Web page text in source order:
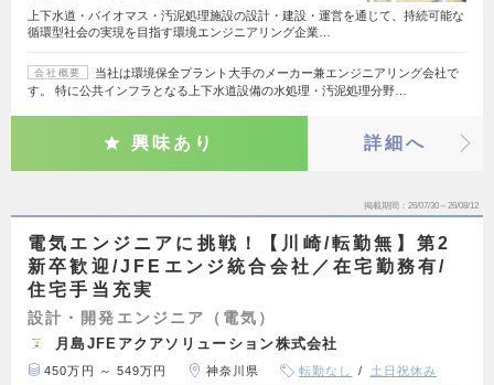
上下水道・バイオマス・汚泥処理施設の設計・建設・運営を通じて、持続可能な
循環型社会の実現を目指す環境エンジニアリング企業…
会社概要
当社は環境保全プラント大手のメーカー兼エンジニアリング会社で
す。 特に公共インフラとなる上下水道設備の水処理・汚泥処理分野…
興味あり 詳細へ
掲載期間 26/07/30～26/08/12
電気エンジニアに挑戦！【川崎/転勤無】第2
新卒歓迎/JFEエンジ統合会社／在宅勤務有/
住宅手当充実
設計・開発エンジニア（電気）
月島JFEアクアソリューション株式会社
450万円 ～ 549万円 神奈川県 転勤なし 土日祝休み